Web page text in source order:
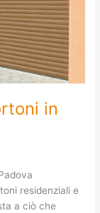
in
residenziali e
a ciò che